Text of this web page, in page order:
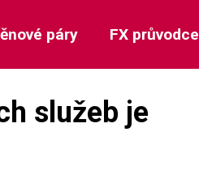
páry FX průvodce
služeb je